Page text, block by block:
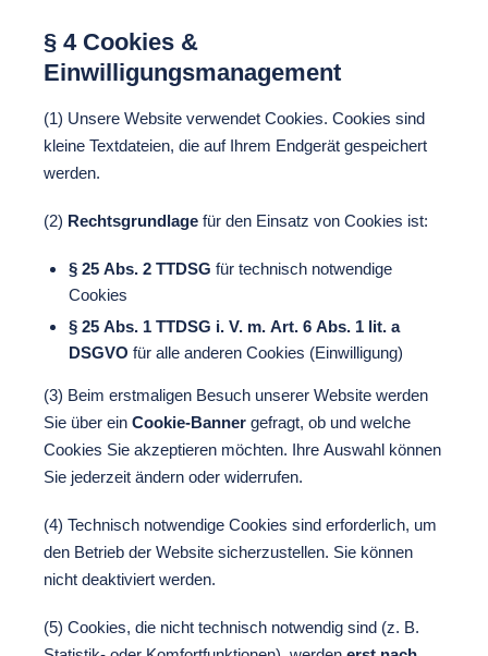
§ 4 Cookies &
Einwilligungsmanagement
(1) Unsere Website verwendet Cookies. Cookies sind
kleine Textdateien, die auf Ihrem Endgerät gespeichert
werden.
(2) Rechtsgrundlage für den Einsatz von Cookies ist:
§ 25 Abs. 2 TTDSG für technisch notwendige
Cookies
§ 25 Abs. 1 TTDSG i. V. m. Art. 6 Abs. 1 lit. a
DSGVO für alle anderen Cookies (Einwilligung)
(3) Beim erstmaligen Besuch unserer Website werden
Sie über ein Cookie-Banner gefragt, ob und welche
Cookies Sie akzeptieren möchten. Ihre Auswahl können
Sie jederzeit ändern oder widerrufen.
(4) Technisch notwendige Cookies sind erforderlich, um
den Betrieb der Website sicherzustellen. Sie können
nicht deaktiviert werden.
(5) Cookies, die nicht technisch notwendig sind (z. B.